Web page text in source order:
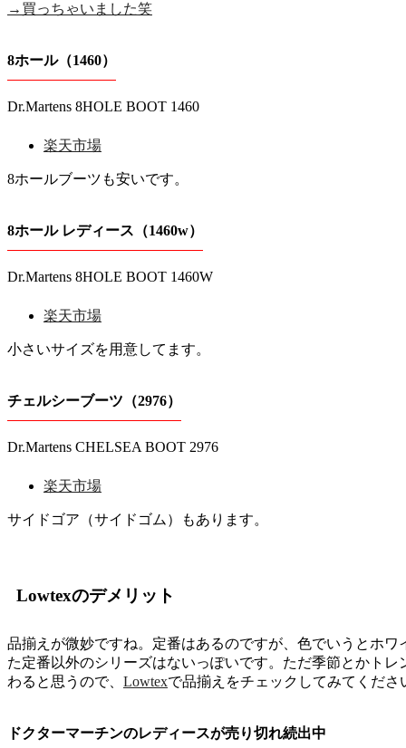
→買っちゃいました笑
8ホール（1460）
Dr.Martens 8HOLE BOOT 1460
楽天市場
8ホールブーツも安いです。
8ホール レディース（1460w）
Dr.Martens 8HOLE BOOT 1460W
楽天市場
小さいサイズを用意してます。
チェルシーブーツ（2976）
Dr.Martens CHELSEA BOOT 2976
楽天市場
サイドゴア（サイドゴム）もあります。
Lowtexのデメリット
品揃えが微妙ですね。定番はあるのですが、色でいうとホ
た定番以外のシリーズはないっぽいです。ただ季節とかト
わると思うので、 Lowtexで品揃えをチェックしてみてくださ
ドクターマーチンのレディースが売り切れ続出中